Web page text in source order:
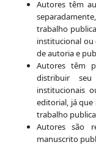
Autores têm
trabalho
institucional ou
de autoria e
Autores têm
distribuir
institucionais
editorial, já
trabalho
Autores são
manuscrito